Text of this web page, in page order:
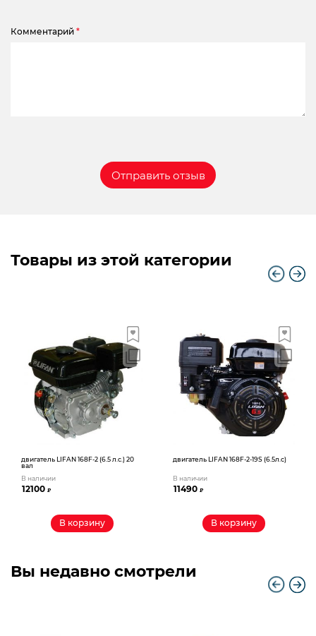
Комментарий *
Товары из этой категории
двигатель LIFAN 168F-2 (6.5 л.с.) 20
вал
В наличии
12100₽
В корзину
двигатель LIFAN 168F-2-19S (6.5л.с)
В наличии
11490₽
В корзину
Вы недавно смотрели